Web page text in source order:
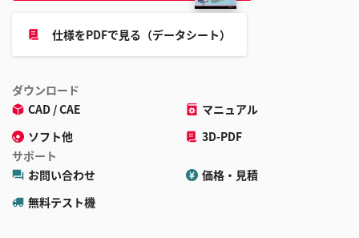
仕様をPDFで見る（データシート）
ダウンロード
CAD / CAE
マニュアル
ソフト他
3D-PDF
サポート
お問い合わせ
価格・見積
無料テスト機